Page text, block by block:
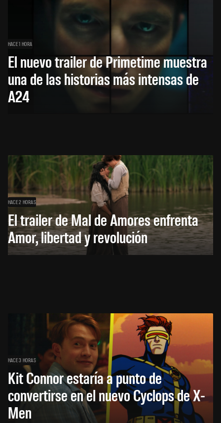
HACE 1 HORA
El nuevo trailer de Primetime muestra
una de las historias más intensas de
A24
HACE 2 HORAS
El trailer de Mal de Amores enfrenta
Amor, libertad y revolución
HACE 3 HORAS
Kit Connor estaría a punto de
convertirse en el nuevo Cyclops de X-
Men